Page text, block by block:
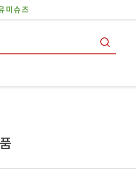
미슈즈